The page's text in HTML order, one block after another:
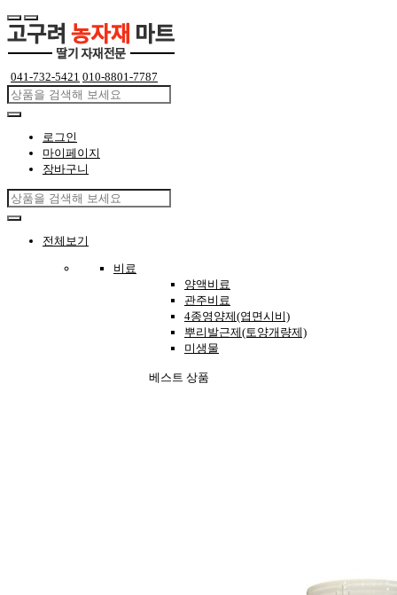
041-732-5421 010-8801-7787
로그인
마이페이지
장바구니
전체보기
비료
양액비료
관주비료
4종영양제(엽면시비)
뿌리발근제(토양개량제)
미생물
베스트 상품